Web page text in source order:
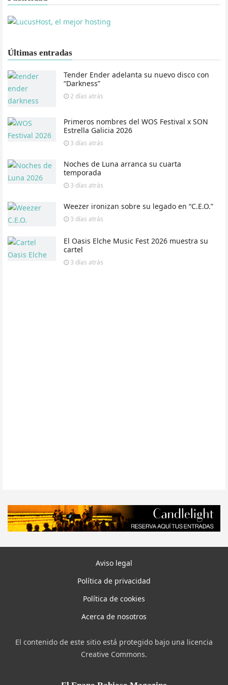
Últimas entradas
Tender Ender adelanta su nuevo disco con
“Darkness”
2 días atrás
Primeros nombres del WOS Festival x SON
Estrella Galicia 2026
3 días atrás
Noches de Luna arranca su cuarta
temporada
3 días atrás
Weezer ironizan sobre su legado en “C.E.O.”
3 días atrás
El Oasis Elche Music Fest 2026 muestra su
cartel
3 días atrás
Aviso legal
Política de privacidad
Política de cookies
Acerca de nosotros
El contenido de este sitio está protegido bajo una licencia
Creative Commons.